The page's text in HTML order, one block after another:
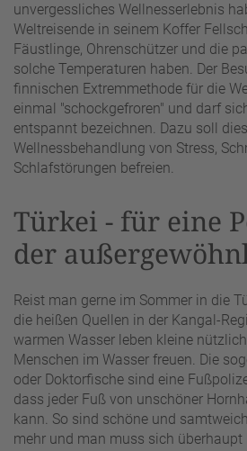
unvergessliches Wellnesserlebnis
Weltreisende in seinem Koffer
Fäustlinge, Ohrenschützer und die
solche Temperaturen haben. Der
finnischen Extremmethode für die
einmal "schockgefroren" und darf
entspannt bezeichnen. Dazu soll
Wellnessbehandlung von Stress,
Schlafstörungen befreien.
Türkei - für eine
der
Reist man gerne im Sommer in die
die heißen Quellen in der Kangal-
warmen Wasser leben kleine
Menschen im Wasser freuen. Die
oder Doktorfische sind eine
dass jeder Fuß von unschöner
kann. So sind schöne und
mehr und man muss sich